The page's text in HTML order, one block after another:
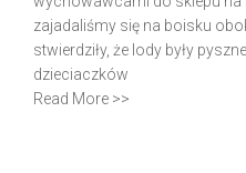
zajadaliśmy się na boisku
stwierdziły, że lody były
dzieciaczków
Read More >>